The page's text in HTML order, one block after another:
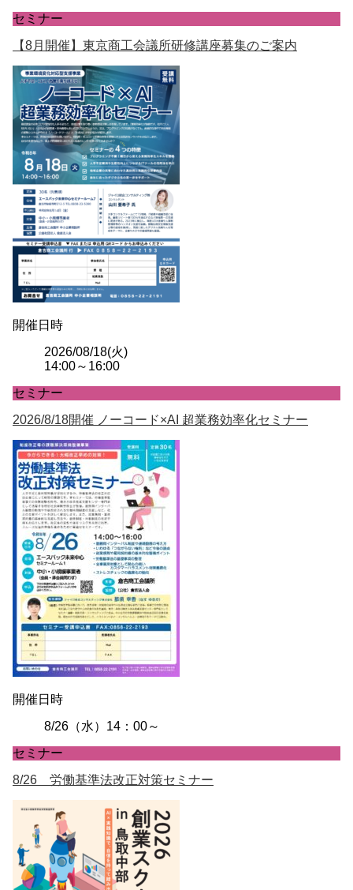
セミナー
【8月開催】東京商工会議所研修講座募集のご案内
開催日時
2026/08/18(火)
14:00～16:00
セミナー
2026/8/18開催 ノーコード×AI 超業務効率化セミナー
開催日時
8/26（水）14：00～
セミナー
8/26 労働基準法改正対策セミナー